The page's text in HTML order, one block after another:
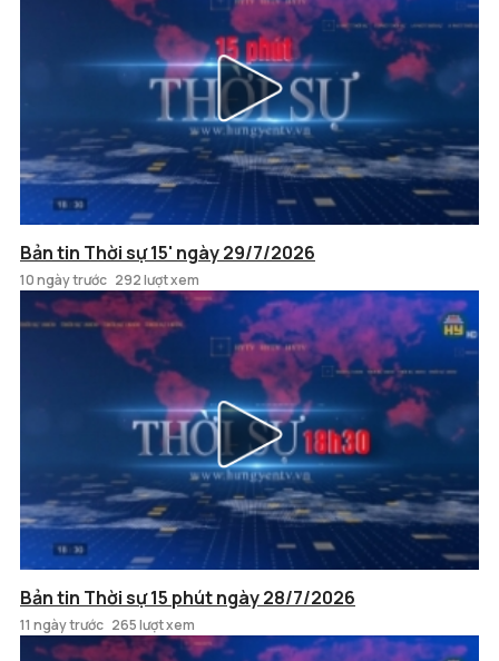
Bản tin Thời sự 15' ngày 29/7/2026
10 ngày trước 292 lượt xem
Bản tin Thời sự 15 phút ngày 28/7/2026
11 ngày trước 265 lượt xem